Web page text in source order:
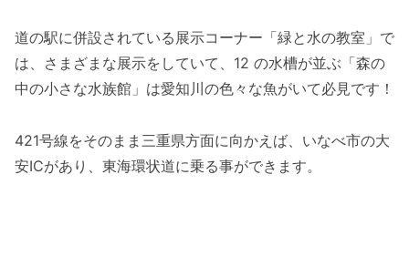
道の駅に併設されている展示コーナー「緑と水の教室」で
は、さまざまな展示をしていて、12 の水槽が並ぶ「森の
中の小さな水族館」は愛知川の色々な魚がいて必見です！
421号線をそのまま三重県方面に向かえば、いなべ市の大
安ICがあり、東海環状道に乗る事ができます。